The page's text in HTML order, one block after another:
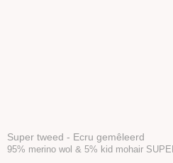
Super tweed - Ecru gemêleerd
95% merino wol & 5% kid mohair